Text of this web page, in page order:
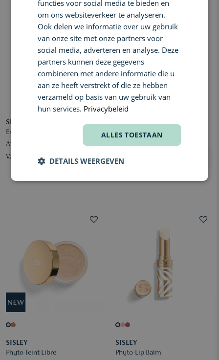
SISLEY
Emulsion Ecologique Formule
Avancée
Vanaf € 139,20
Phyto-Teint Primer Glow
€ 82,00
SISLEY
Phyto-Teint Libre
SISLEY
Phyto-Lip Balm
functies voor social media te bieden en
om ons websiteverkeer te analyseren.
Ook delen we informatie over uw gebruik
van onze site met onze partners voor
social media, adverteren en analyse. Deze
partners kunnen deze gegevens
combineren met andere informatie die u
aan ze heeft verstrekt of die ze hebben
verzameld op basis van uw gebruik van
hun services. Privacybeleid
ALLES TOESTAAN
DETAILS WEERGEVEN